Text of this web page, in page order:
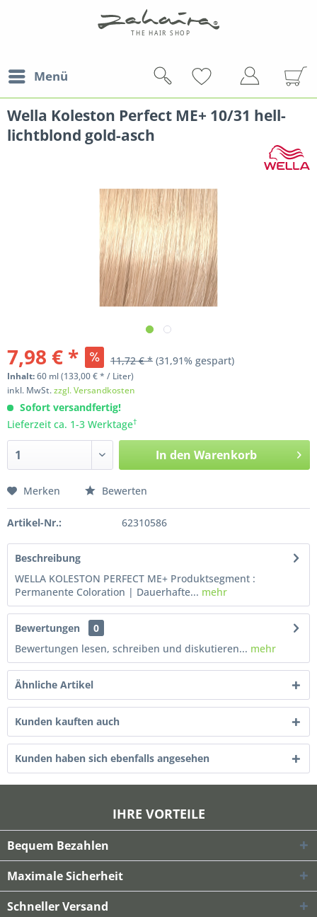
Menü
Wella Koleston Perfect ME+ 10/31 hell-
lichtblond gold-asch
7,98 € * 11,72 € * (31,91% gespart)
Inhalt:60 ml(133,00 € * / Liter)
inkl. MwSt.zzgl. Versandkosten
Sofort versandfertig!
Lieferzeit ca. 1-3 Werktage†
In den Warenkorb
Merken Bewerten
Artikel-Nr.: 62310586
Beschreibung
WELLA KOLESTON PERFECT ME+ Produktsegment :
Permanente Coloration | Dauerhafte... mehr
Bewertungen
0
Bewertungen lesen, schreiben und diskutieren... mehr
Ähnliche Artikel
Kunden kauften auch
Kunden haben sich ebenfalls angesehen
IHRE VORTEILE
Bequem Bezahlen
Maximale Sicherheit
Schneller Versand